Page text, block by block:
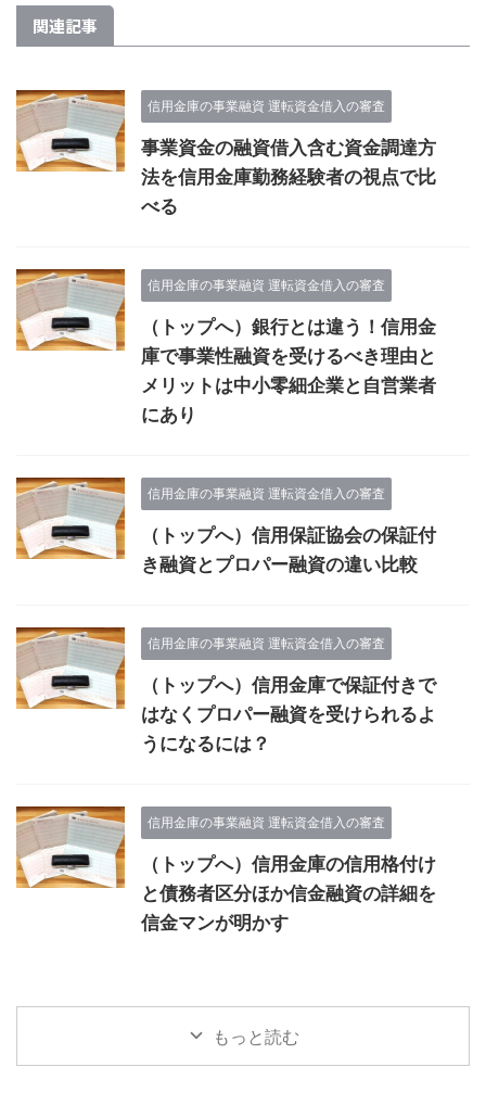
関連記事
信用金庫の事業融資 運転資金借入の審査
事業資金の融資借入含む資金調達方
法を信用金庫勤務経験者の視点で比
べる
信用金庫の事業融資 運転資金借入の審査
（トップへ）銀行とは違う！信用金
庫で事業性融資を受けるべき理由と
メリットは中小零細企業と自営業者
にあり
信用金庫の事業融資 運転資金借入の審査
（トップへ）信用保証協会の保証付
き融資とプロパー融資の違い比較
信用金庫の事業融資 運転資金借入の審査
（トップへ）信用金庫で保証付きで
はなくプロパー融資を受けられるよ
うになるには？
信用金庫の事業融資 運転資金借入の審査
（トップへ）信用金庫の信用格付け
と債務者区分ほか信金融資の詳細を
信金マンが明かす
もっと読む